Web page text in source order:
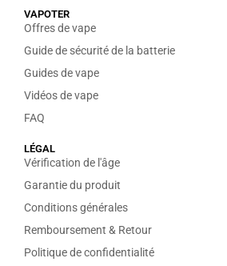
VAPOTER
Offres de vape
Guide de sécurité de la batterie
Guides de vape
Vidéos de vape
FAQ
LÉGAL
Vérification de l'âge
Garantie du produit
Conditions générales
Remboursement & Retour
Politique de confidentialité